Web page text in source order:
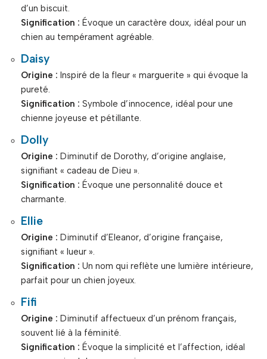
d’un biscuit.
Signification : Évoque un caractère doux, idéal pour un
chien au tempérament agréable.
Daisy
Origine : Inspiré de la fleur « marguerite » qui évoque la
pureté.
Signification : Symbole d’innocence, idéal pour une
chienne joyeuse et pétillante.
Dolly
Origine : Diminutif de Dorothy, d’origine anglaise,
signifiant « cadeau de Dieu ».
Signification : Évoque une personnalité douce et
charmante.
Ellie
Origine : Diminutif d’Eleanor, d’origine française,
signifiant « lueur ».
Signification : Un nom qui reflète une lumière intérieure,
parfait pour un chien joyeux.
Fifi
Origine : Diminutif affectueux d’un prénom français,
souvent lié à la féminité.
Signification : Évoque la simplicité et l’affection, idéal